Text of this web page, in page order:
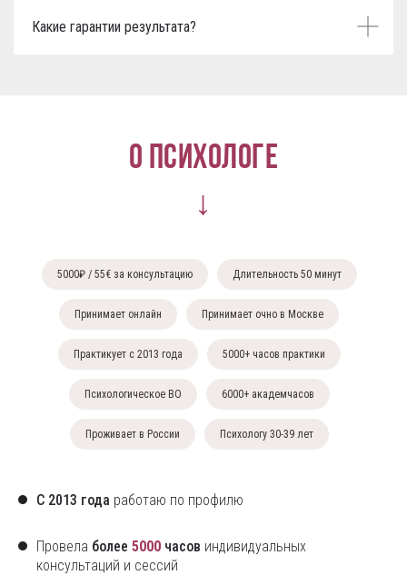
Какие гарантии результата?
О психологе
↓
5000₽ / 55€ за консультацию Длительность 50 минут
Принимает онлайн Принимает очно в Москве
Практикует с 2013 года 5000+ часов практики
Психологическое ВО 6000+ академчасов
Проживает в России Психологу 30-39 лет
С 2013 года работаю по профилю
Провела более 5000 часов индивидуальных
консультаций и сессий